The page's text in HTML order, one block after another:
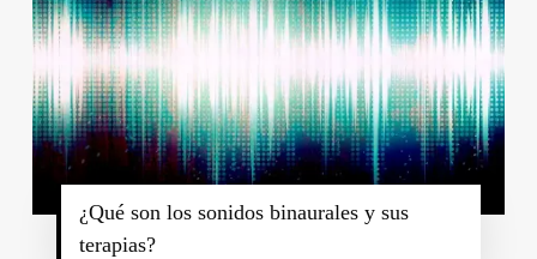
¿Qué son los sonidos binaurales y sus
terapias?